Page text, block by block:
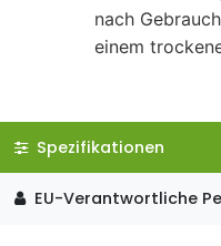
nach
einem
Spezifikationen
EU-Verantwortliche